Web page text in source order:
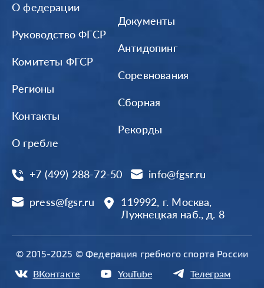
О федерации
Руководство ФГСР
Комитеты ФГСР
Регионы
Контакты
О гребле
Документы
Антидопинг
Соревнования
Сборная
Рекорды
+7 (499) 288-72-50 info@fgsr.ru
press@fgsr.ru
119992, г. Москва,
Лужнецкая наб., д. 8
© 2015-2025 © Федерация гребного спорта России
ВКонтакте YouTube Телеграм